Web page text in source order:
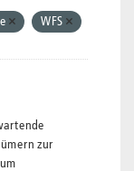
WFS
zur